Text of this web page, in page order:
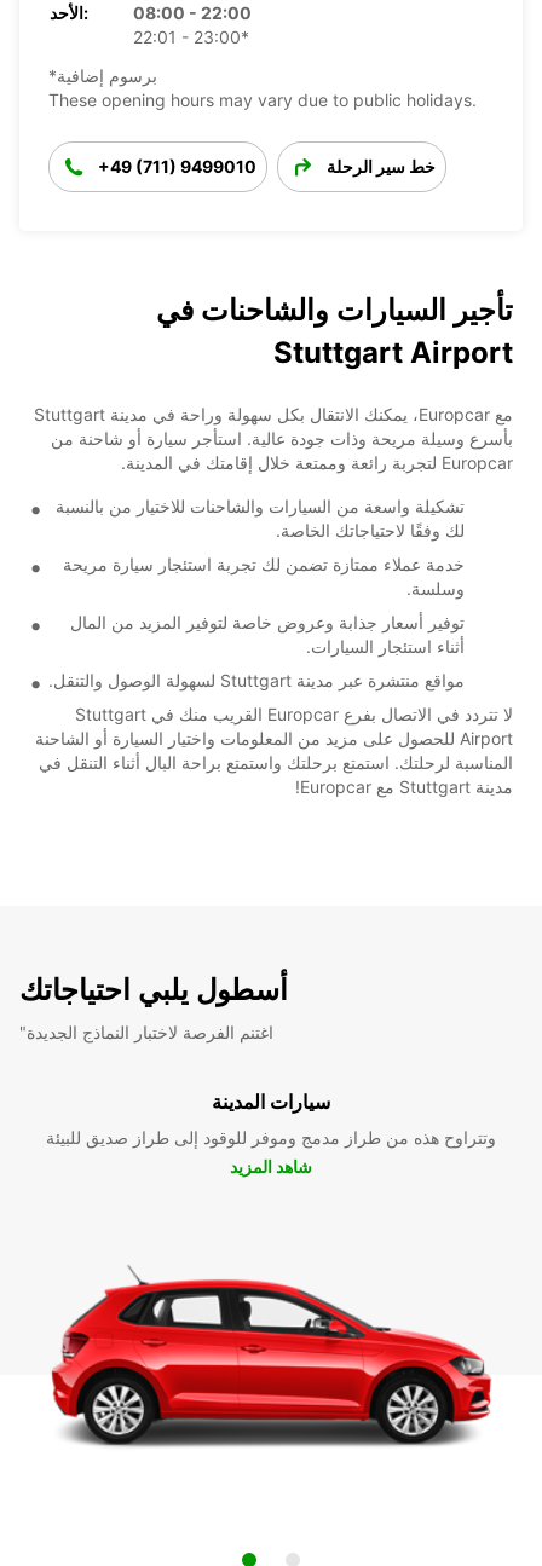
الأحد:
08:00 - 22:00
22:01 - 23:00*
*برسوم إضافية
These opening hours may vary due to public holidays.
+49 (711) 9499010 خط سير الرحلة
تأجير السيارات والشاحنات في
Stuttgart Airport
مع Europcar، يمكنك الانتقال بكل سهولة وراحة في مدينة Stuttgart
بأسرع وسيلة مريحة وذات جودة عالية. استأجر سيارة أو شاحنة من
Europcar لتجربة رائعة وممتعة خلال إقامتك في المدينة.
تشكيلة واسعة من السيارات والشاحنات للاختيار من بالنسبة
لك وفقًا لاحتياجاتك الخاصة.
خدمة عملاء ممتازة تضمن لك تجربة استئجار سيارة مريحة
وسلسة.
توفير أسعار جذابة وعروض خاصة لتوفير المزيد من المال
أثناء استئجار السيارات.
مواقع منتشرة عبر مدينة Stuttgart لسهولة الوصول والتنقل.
لا تتردد في الاتصال بفرع Europcar القريب منك في Stuttgart
Airport للحصول على مزيد من المعلومات واختيار السيارة أو الشاحنة
المناسبة لرحلتك. استمتع برحلتك واستمتع براحة البال أثناء التنقل في
مدينة Stuttgart مع Europcar!
أسطول يلبي احتياجاتك
"اغتنم الفرصة لاختبار النماذج الجديدة
سيارات المدينة
وتتراوح هذه من طراز مدمج وموفر للوقود إلى طراز صديق للبيئة
شاهد المزيد